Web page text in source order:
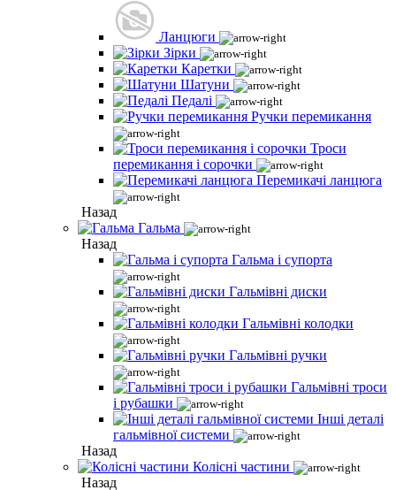
Ланцюги
Зірки
Каретки
Шатуни
Педалі
Ручки перемикання
Троси
перемикання і сорочки
Перемикачі ланцюга
Назад
Гальма
Назад
Гальма і супорта
Гальмівні диски
Гальмівні колодки
Гальмівні ручки
Гальмівні троси
і рубашки
Інші деталі
гальмівної системи
Назад
Колісні частини
Назад